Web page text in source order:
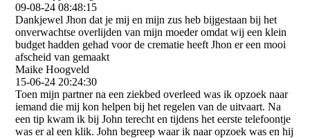
09-08-24 08:48:15
Dankjewel Jhon dat je mij en mijn zus heb bijgestaan bij het
onverwachtse overlijden van mijn moeder omdat wij een klein
budget hadden gehad voor de crematie heeft Jhon er een mooi
afscheid van gemaakt
Maike Hoogveld
15-06-24 20:24:30
Toen mijn partner na een ziekbed overleed was ik opzoek naar
iemand die mij kon helpen bij het regelen van de uitvaart. Na
een tip kwam ik bij John terecht en tijdens het eerste telefoontje
was er al een klik. John begreep waar ik naar opzoek was en hij